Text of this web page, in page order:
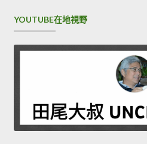
YOUTUBE在地視野